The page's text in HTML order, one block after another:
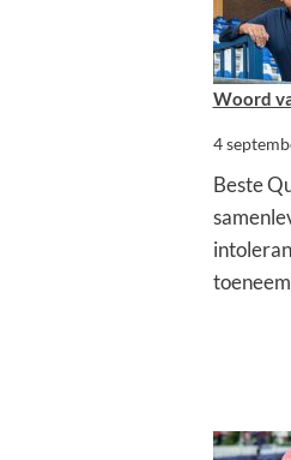
Woord
4
Beste